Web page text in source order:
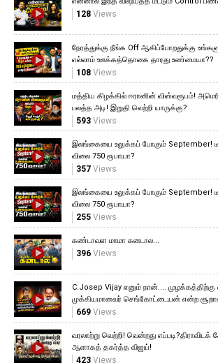
128Views
நேரத்துக்கு நீங்க Off ஆகிப்போறதுக்கு
எல்லாம் ஊக்கத்தொகை தாரது உண்மையா??
108Views
மத்திய கிழக்கில் ஈரானின் விஸ்வரூபம்!
பலத்த அடி! இறுதி வெற்றி யாருக்கு?
593Views
இலங்கையை உலுக்கப் போகும்
விலை 750 ரூபாயா?
357Views
இலங்கையை உலுக்கப் போகும்
விலை 750 ரூபாயா?
255Views
கண்டாவள மாமா கனடால...
396Views
C.Josep Vijay எனும் நான்.... முழக்கத்திற்கு
முக்கியமானவர் செங்கோட்டையன் என்ற
669Views
வரலாற்று வெற்றி! வென்றது
ஆளாகத் தகர்த்த விஜய்!
423Views